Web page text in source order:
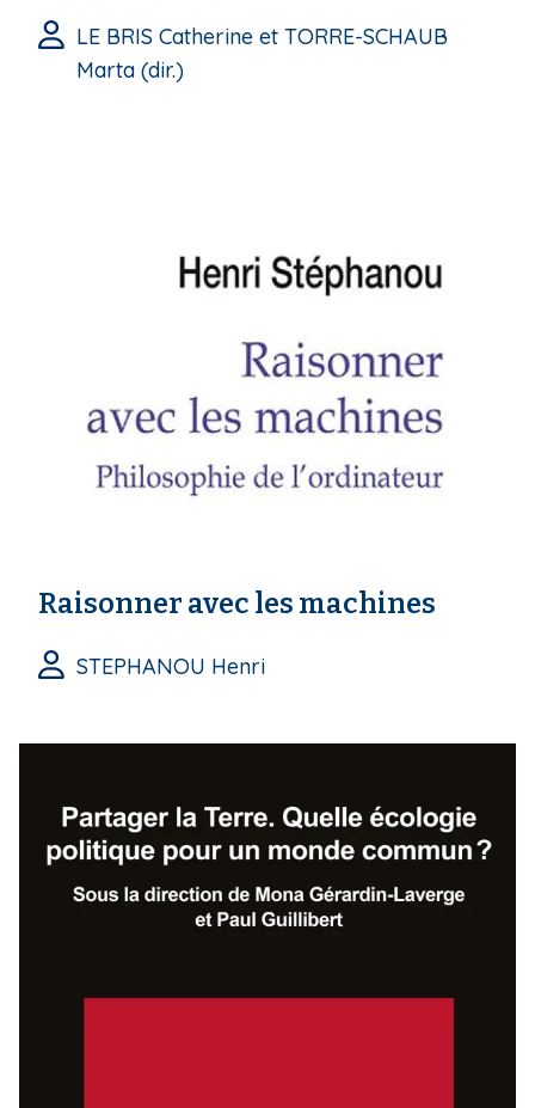
LE BRIS Catherine et TORRE-SCHAUB
Marta (dir.)
Raisonner avec les machines
STEPHANOU Henri